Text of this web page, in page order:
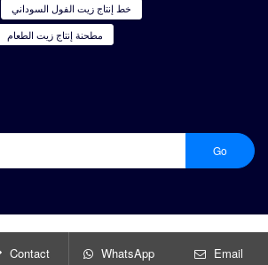
خط إنتاج زيت الفول السوداني
مطحنة إنتاج زيت الطعام
Go
Contact WhatsApp Email